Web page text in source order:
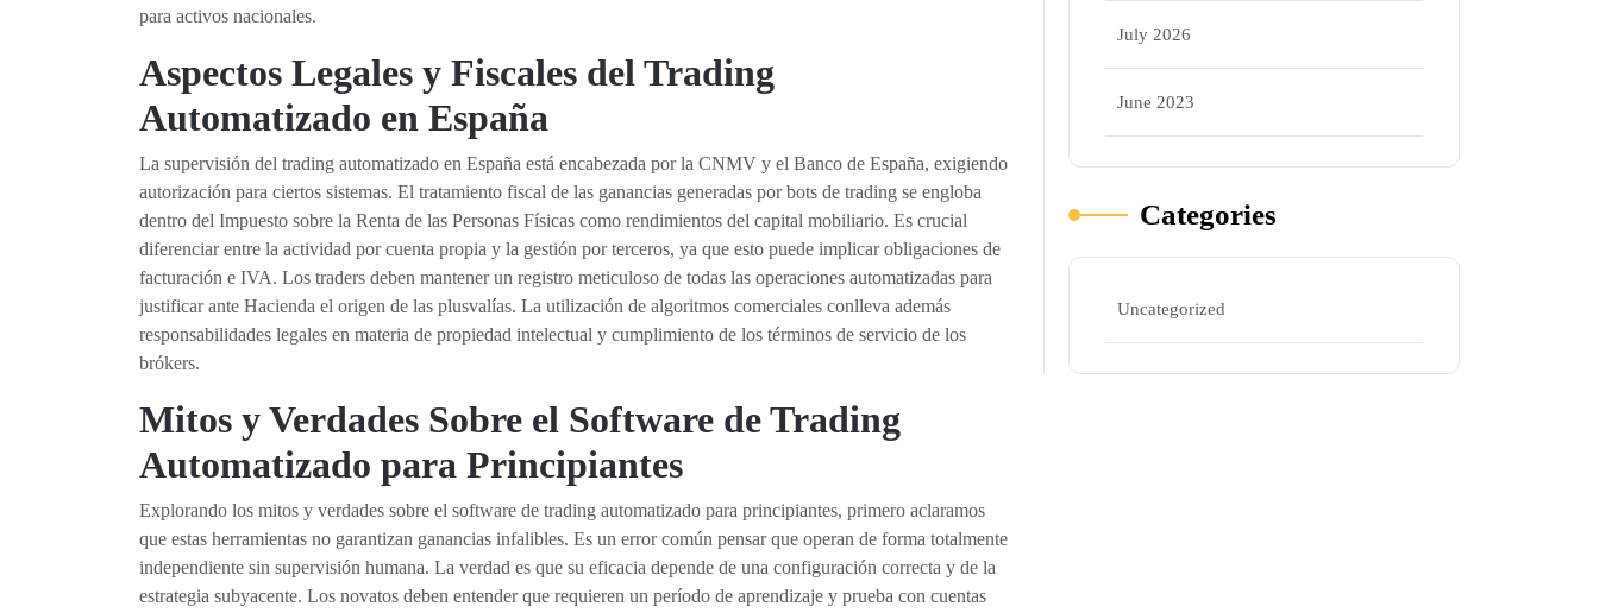
para activos nacionales.
Aspectos Legales y Fiscales del Trading
Automatizado en España
La supervisión del trading automatizado en España está encabezada por la CNMV y el Banco de España, exigiendo
autorización para ciertos sistemas. El tratamiento fiscal de las ganancias generadas por bots de trading se engloba
dentro del Impuesto sobre la Renta de las Personas Físicas como rendimientos del capital mobiliario. Es crucial
diferenciar entre la actividad por cuenta propia y la gestión por terceros, ya que esto puede implicar obligaciones de
facturación e IVA. Los traders deben mantener un registro meticuloso de todas las operaciones automatizadas para
justificar ante Hacienda el origen de las plusvalías. La utilización de algoritmos comerciales conlleva además
responsabilidades legales en materia de propiedad intelectual y cumplimiento de los términos de servicio de los
brókers.
Mitos y Verdades Sobre el Software de Trading
Automatizado para Principiantes
Explorando los mitos y verdades sobre el software de trading automatizado para principiantes, primero aclaramos
que estas herramientas no garantizan ganancias infalibles. Es un error común pensar que operan de forma totalmente
independiente sin supervisión humana. La verdad es que su eficacia depende de una configuración correcta y de la
estrategia subyacente. Los novatos deben entender que requieren un período de aprendizaje y prueba con cuentas
July 2026
June 2023
Categories
Uncategorized